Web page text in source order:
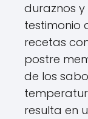
duraznos
testimonio
recetas
postre
de los
resulta en